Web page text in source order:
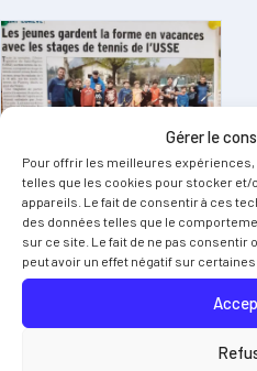
Gérer le
Pour offrir les meilleures
telles que les cookies pour stocker et/
appareils. Le fait de consentir à ces
des données telles que le
sur ce site. Le fait de ne pas
peut avoir un effet négatif sur
Saint-Égrève Tennis